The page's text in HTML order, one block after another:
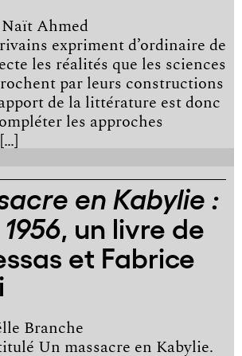
Naït Ahmed
expriment d’ordinaire de
les réalités que les sciences
par leurs constructions
de la littérature est donc
les approches
en Kabylie :
, un livre de
et Fabrice
Branche
Un massacre en Kabylie.